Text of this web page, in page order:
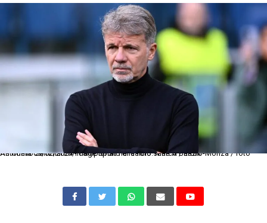
As Roma 09/02/2024 - campionato di calcio serie A / Lazio-Monza / foto Antonello Sammarco/Image Sport nella foto: Marco Baroni